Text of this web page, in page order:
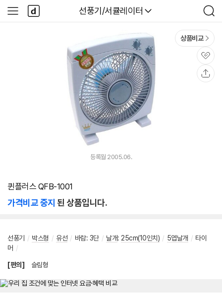
다나와
선풍기/서큘레이터
검
색
사
이
다
나
와
상품비교
관
심
등록월 2005.06.
퀸플러스 QFB-1001
가격비교 중지 된 상품입니다.
선풍기 / 박스형 / 유선 / 바람: 3단 / 날개: 25cm(10인치) / 5엽날개 / 타이
머 /
[편의] 슬림형